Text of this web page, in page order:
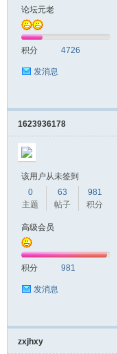
论坛元老
积分 4726
发消息
1623936178
该用户从未签到
0
主题
63
帖子
981
积分
高级会员
积分 981
发消息
zxjhxy